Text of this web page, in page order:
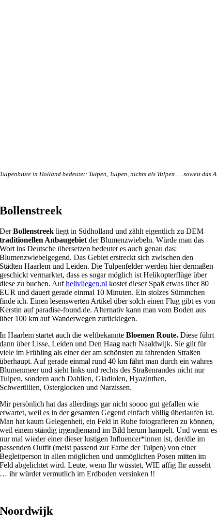
Tulpenblüte in Holland bedeutet: Tulpen, Tulpen, nichts als Tulpen … soweit das
Bollenstreek
DerBollenstreek liegt in Südholland und zählt eigentlich zu DEM
traditionellen Anbaugebiet der Blumenzwiebeln. Würde man das
Wort ins Deutsche übersetzen bedeutet es auch genau das:
Blumenzwiebelgegend. Das Gebiet erstreckt sich zwischen den
Städten Haarlem und Leiden. Die Tulpenfelder werden hier dermaßen
geschickt vermarktet, dass es sogar möglich ist Helikopterflüge über
diese zu buchen. Aufhelivliegen.nl kostet dieser Spaß etwas über 80
EUR und dauert gerade einmal 10 Minuten. Ein stolzes Sümmchen
finde ich. Einen lesenswerten Artikel über solch einen Flug gibt es von
Kerstin auf paradise-found.de. Alternativ kann man vom Boden aus
über 100 km auf Wanderwegen zurücklegen.
In Haarlem startet auch die weltbekannteBloemen Route. Diese führt
dann über Lisse, Leiden und Den Haag nach Naaldwijk. Sie gilt für
viele im Frühling als einer der am schönsten zu fahrenden Straßen
überhaupt. Auf gerade einmal rund 40 km fährt man durch ein wahres
Blumenmeer und sieht links und rechts des Straßenrandes nicht nur
Tulpen, sondern auch Dahlien, Gladiolen, Hyazinthen,
Schwertlilien, Osterglocken und Narzissen.
Mir persönlich hat das allerdings gar nicht soooo gut gefallen wie
erwartet, weil es in der gesamten Gegend einfach völlig überlaufen ist.
Man hat kaum Gelegenheit, ein Feld in Ruhe fotografieren zu können,
weil einem ständig irgendjemand im Bild herum hampelt. Und wenn es
nur mal wieder einer dieser lustigen Influencer*innen ist, der/die im
passenden Outfit (meist passend zur Farbe der Tulpen) von einer
Begleitperson in allen möglichen und unmöglichen Posen mitten im
Feld abgelichtet wird. Leute, wenn Ihr wüsstet, WIE affig Ihr ausseht
… ihr würdet vermutlich im Erdboden versinken !!
Noordwijk